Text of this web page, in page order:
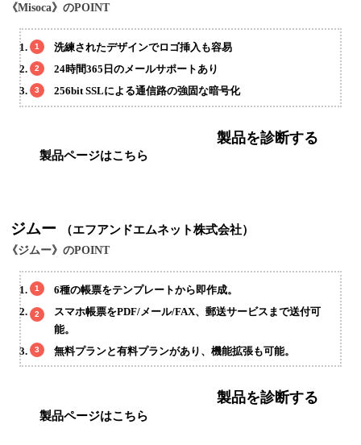
《Misoca》のPOINT
洗練されたデザインでロゴ挿入も容易
24時間365日のメールサポートあり
256bit SSLによる通信路の強固な暗号化
製品ページはこちら
製品を診断する
ジムー （エフアンドエムネット株式会社）
《ジムー》のPOINT
6種の帳票をテンプレートから即作成。
スマホ帳票をPDF/メール/FAX、郵送サービスまで送付可
能。
無料プランと有料プランがあり、機能拡張も可能。
製品ページはこちら
製品を診断する